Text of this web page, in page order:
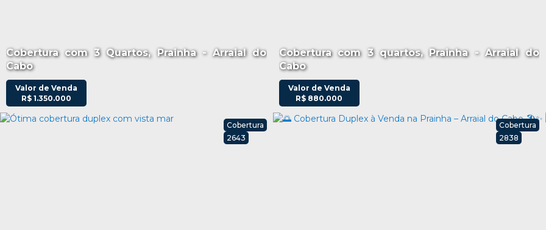
Cobertura com 3 Quartos, Prainha - Arraial do
Cabo
R$ 1.350.000
Valor de Venda
Cobertura com 3 quartos, Prainha - Arraial do
Cabo
R$ 880.000
Valor de Venda
2643
Cobertura
2838
Cobertura